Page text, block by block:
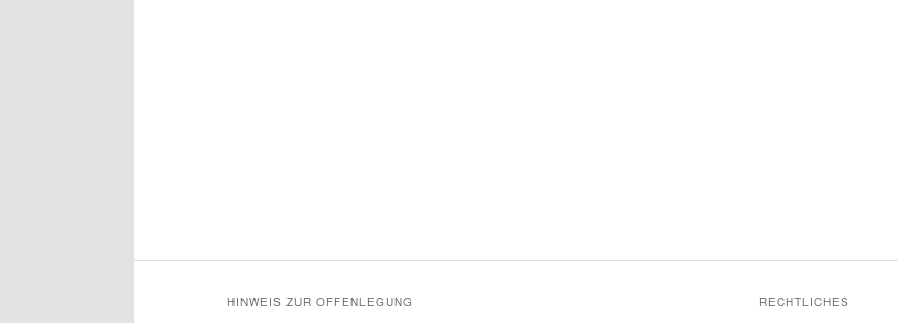
HINWEIS ZUR OFFENLEGUNG RECHTLICHES